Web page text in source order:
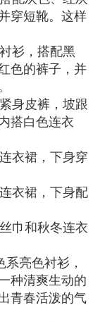
穿短靴。这样
衫，搭配黑
色的裤子，并
身皮裤，坡跟
搭白色连衣
衣裙，下身穿
衣裙，下身配
巾和秋冬连衣
亮色衬衫，
种清爽生动的
青春活泼的气